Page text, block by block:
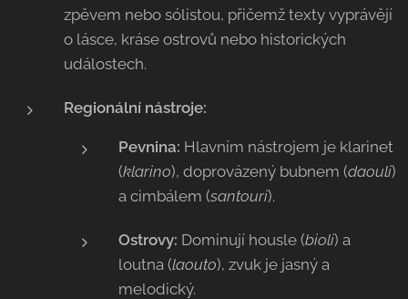
zpěvem nebo sólistou, přičemž texty vyprávějí
o lásce, kráse ostrovů nebo historických
událostech.
Regionální nástroje:
Pevnina: Hlavním nástrojem je klarinet
(klarino), doprovázený bubnem (daouli)
a cimbálem (santouri).
Ostrovy: Dominují housle (bioli) a
loutna (laouto), zvuk je jasný a
melodický.